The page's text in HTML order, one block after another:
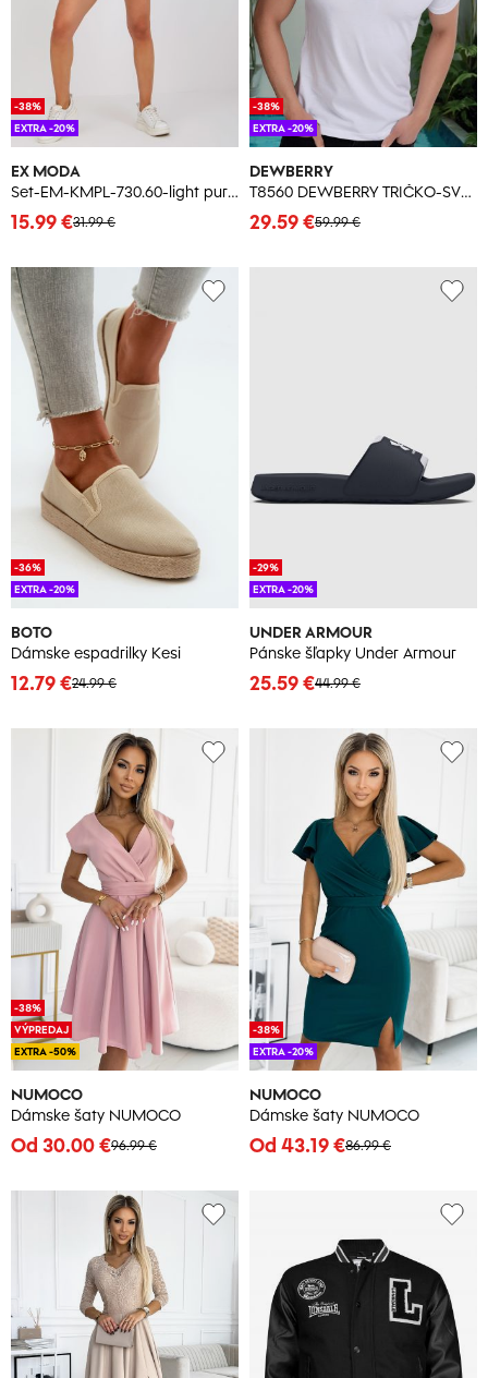
EX MODA
Set-EM-KMPL-730.60-light purple
31.99 €
15.99 €
-38%
EXTRA -20%
DEWBERRY
T8560 DEWBERRY TRIČKO-SVETLO BIELA
59.99 €
29.59 €
-38%
EXTRA -20%
BOTO
Dámske espadrilky Kesi
24.99 €
12.79 €
-36%
EXTRA -20%
UNDER ARMOUR
Pánske šľapky Under Armour
44.99 €
25.59 €
-29%
EXTRA -20%
NUMOCO
Dámske šaty NUMOCO
96.99 €
Od 30.00 €
-38%
VÝPREDAJ
EXTRA -50%
NUMOCO
Dámske šaty NUMOCO
86.99 €
Od 43.19 €
-38%
EXTRA -20%